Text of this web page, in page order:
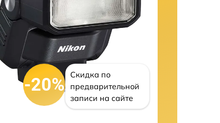
-20%
Скидка по
предварительной
записи на сайте